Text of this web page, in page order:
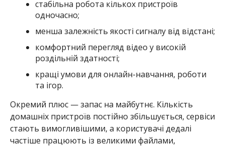
стабільна робота кількох пристроїв
одночасно;
менша залежність якості сигналу від відстані;
комфортний перегляд відео у високій
роздільній здатності;
кращі умови для онлайн-навчання, роботи
та ігор.
Окремий плюс — запас на майбутнє. Кількість
домашніх пристроїв постійно збільшується, сервіси
стають вимогливішими, а користувачі дедалі
частіше працюють із великими файлами,